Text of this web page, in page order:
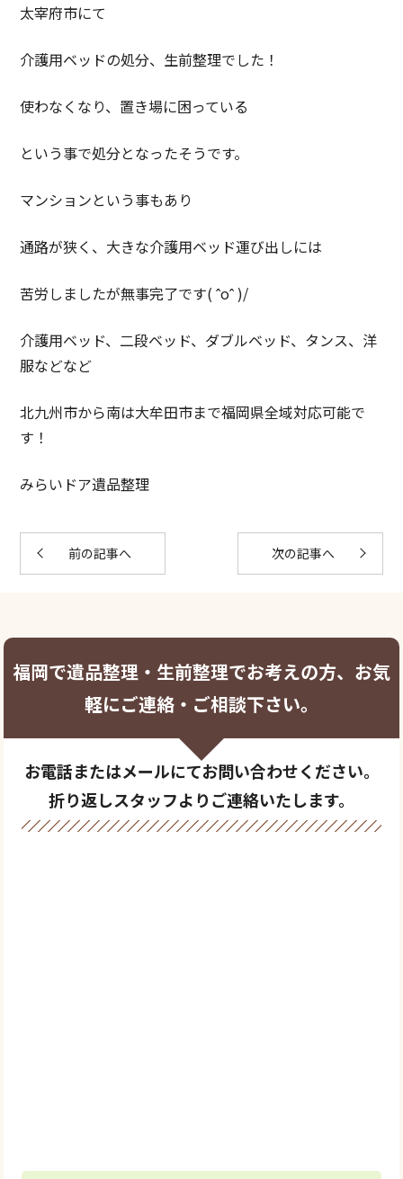
太宰府市にて
介護用ベッドの処分、生前整理でした！
使わなくなり、置き場に困っている
という事で処分となったそうです。
マンションという事もあり
通路が狭く、大きな介護用ベッド運び出しには
苦労しましたが無事完了です( ˆoˆ )/
介護用ベッド、二段ベッド、ダブルベッド、タンス、洋
服などなど
北九州市から南は大牟田市まで福岡県全域対応可能で
す！
みらいドア遺品整理
前の記事へ 次の記事へ
福岡で遺品整理・生前整理でお考えの方、お気
軽にご連絡・ご相談下さい。
お電話またはメールにてお問い合わせください。
折り返しスタッフよりご連絡いたします。
24時間受付中